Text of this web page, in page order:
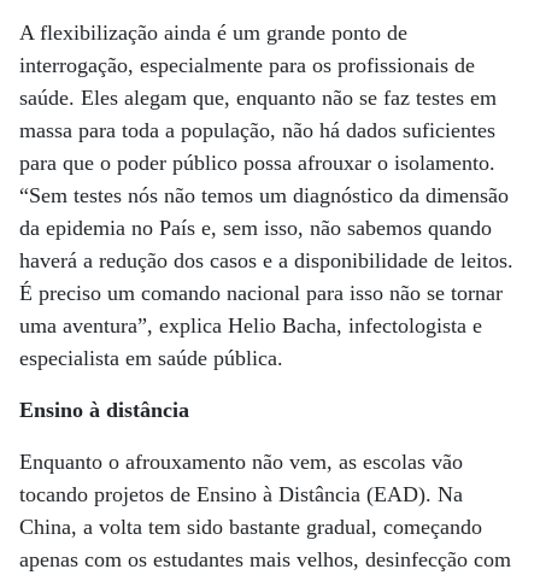
A flexibilização ainda é um grande ponto de
interrogação, especialmente para os profissionais de
saúde. Eles alegam que, enquanto não se faz testes em
massa para toda a população, não há dados suficientes
para que o poder público possa afrouxar o isolamento.
“Sem testes nós não temos um diagnóstico da dimensão
da epidemia no País e, sem isso, não sabemos quando
haverá a redução dos casos e a disponibilidade de leitos.
É preciso um comando nacional para isso não se tornar
uma aventura”, explica Helio Bacha, infectologista e
especialista em saúde pública.
Ensino à distância
Enquanto o afrouxamento não vem, as escolas vão
tocando projetos de Ensino à Distância (EAD). Na
China, a volta tem sido bastante gradual, começando
apenas com os estudantes mais velhos, desinfecção com